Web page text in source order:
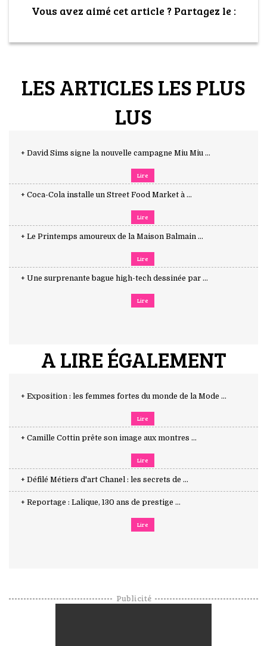
Vous avez aimé cet article ? Partagez le :
LES ARTICLES LES PLUS
LUS
+ David Sims signe la nouvelle campagne Miu Miu ...
Lire
+ Coca-Cola installe un Street Food Market à ...
Lire
+ Le Printemps amoureux de la Maison Balmain ...
Lire
+ Une surprenante bague high-tech dessinée par ...
Lire
A LIRE ÉGALEMENT
+ Exposition : les femmes fortes du monde de la Mode ...
Lire
+ Camille Cottin prête son image aux montres ...
Lire
+ Défilé Métiers d'art Chanel : les secrets de ...
+ Reportage : Lalique, 130 ans de prestige ...
Lire
Publicité